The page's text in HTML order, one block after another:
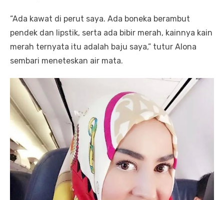
“Ada kawat di perut saya. Ada boneka berambut
pendek dan lipstik, serta ada bibir merah, kainnya kain
merah ternyata itu adalah baju saya,” tutur Alona
sembari meneteskan air mata.